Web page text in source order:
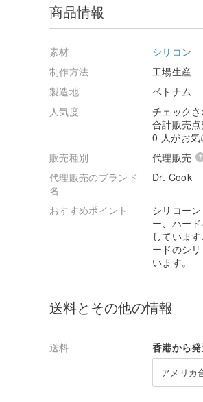
商品情報
素材
シリコン
制作方法
工場生産
製造地
ベトナム
人気度
チェック
合計販売
0 人がお
販売種別
代理販売
代理販売のブランド
名
Dr. Cook
おすすめポイント
シリコー
ー、ハー
していま
ードのシ
います。
送料とその他の情報
送料 香港から
アメリカ